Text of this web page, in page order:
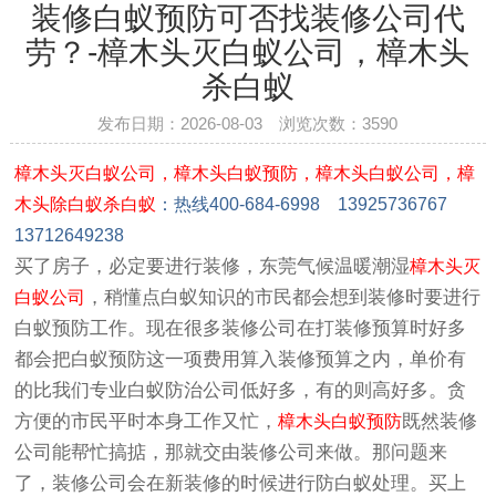
装修白蚁预防可否找装修公司代
劳？-樟木头灭白蚁公司，樟木头
杀白蚁
发布日期：2026-08-03 浏览次数：3590
樟木头灭白蚁公司，樟木头白蚁预防，樟木头白蚁公司，樟
木头除白蚁杀白蚁 ：热线400-684-6998 13925736767
13712649238
买了房子，必定要进行装修，东莞气候温暖潮湿樟木头灭
白蚁公司
，稍懂点白蚁知识的市民都会想到装修时要进行
白蚁预防工作。现在很多装修公司在打装修预算时好多
都会把白蚁预防这一项费用算入装修预算之内，单价有
的比我们专业白蚁防治公司低好多，有的则高好多。贪
方便的市民平时本身工作又忙，樟木头白蚁预防既然装修
公司能帮忙搞掂，那就交由装修公司来做。那问题来
了，装修公司会在新装修的时候进行防白蚁处理。买上